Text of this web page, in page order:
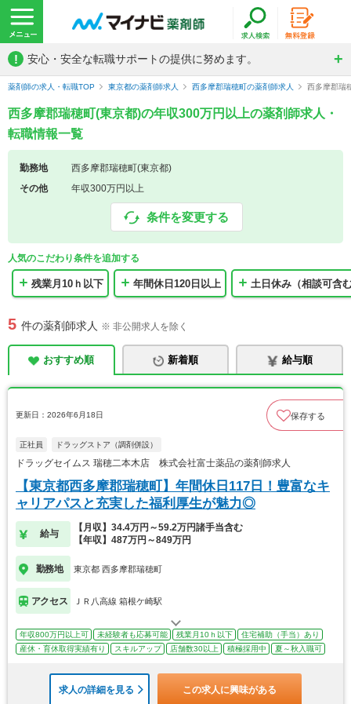
! 安心・安全な転職サポートの提供に努めます。
薬剤師の求人・転職TOP 東京都の薬剤師求人 西多摩郡瑞穂町の薬剤師求人 西多摩郡瑞
西多摩郡瑞穂町(東京都)の年収300万円以上の薬剤師求人・
転職情報一覧
勤務地
西多摩郡瑞穂町(東京都)
その他
年収300万円以上
条件を変更する
人気のこだわり条件を追加する
残業月10ｈ以下 年間休日120日以上 土日休み（相談可含
5 件の薬剤師求人 ※ 非公開求人を除く
おすすめ順 新着順 給与順
更新日：2026年6月18日 保存する
正社員 ドラッグストア（調剤併設）
ドラッグセイムス 瑞穂二本木店 株式会社富士薬品の薬剤師求人
【東京都西多摩郡瑞穂町】年間休日117日！豊富なキ
ャリアパスと充実した福利厚生が魅力◎
給与
【月収】34.4万円～59.2万円諸手当含む
【年収】487万円～849万円
勤務地 東京都 西多摩郡瑞穂町
アクセス ＪＲ八高線 箱根ケ崎駅
年収800万円以上可 未経験者も応募可能 残業月10ｈ以下
住宅補助（手当）あり
産休・育休取得実績有り
スキルアップ 店舗数30以上 積極採用中 夏～秋入職可
求人の詳細を見る この求人に興味がある